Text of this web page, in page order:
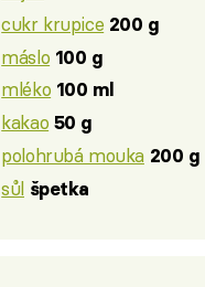
cukr krupice 200 g
máslo 100 g
mléko 100 ml
kakao 50 g
polohrubá mouka 200 g
sůl špetka